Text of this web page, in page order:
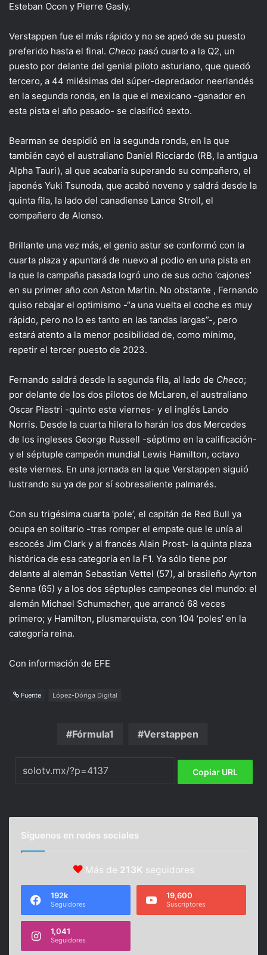
Esteban Ocon y Pierre Gasly.
Verstappen fue el más rápido y no se apeó de su puesto
preferido hasta el final. Checo pasó cuarto a la Q2, un
puesto por delante del genial piloto asturiano, que quedó
tercero, a 44 milésimas del súper-depredador neerlandés
en la segunda ronda, en la que el mexicano -ganador en
esta pista el año pasado- se clasificó sexto.
Bearman se despidió en la segunda ronda, en la que
también cayó el australiano Daniel Ricciardo (RB, la antigua
Alpha Tauri), al que acabaría superando su compañero, el
japonés Yuki Tsunoda, que acabó noveno y saldrá desde la
quinta fila, la lado del canadiense Lance Stroll, el
compañero de Alonso.
Brillante una vez más, el genio astur se conformó con la
cuarta plaza y apuntará de nuevo al podio en una pista en
la que la campaña pasada logró uno de sus ocho ‘cajones’
en su primer año con Aston Martin. No obstante , Fernando
quiso rebajar el optimismo -“a una vuelta el coche es muy
rápido, pero no lo es tanto en las tandas largas”-, pero
estará atento a la menor posibilidad de, como mínimo,
repetir el tercer puesto de 2023.
Fernando saldrá desde la segunda fila, al lado de Checo;
por delante de los dos pilotos de McLaren, el australiano
Oscar Piastri -quinto este viernes- y el inglés Lando
Norris. Desde la cuarta hilera lo harán los dos Mercedes
de los ingleses George Russell -séptimo en la calificación-
y el séptuple campeón mundial Lewis Hamilton, octavo
este viernes. En una jornada en la que Verstappen siguió
lustrando su ya de por sí sobresaliente palmarés.
Con su trigésima cuarta ‘pole’, el capitán de Red Bull ya
ocupa en solitario -tras romper el empate que le unía al
escocés Jim Clark y al francés Alain Prost- la quinta plaza
histórica de esa categoría en la F1. Ya sólo tiene por
delante al alemán Sebastian Vettel (57), al brasileño Ayrton
Senna (65) y a los dos séptuples campeones del mundo: el
alemán Michael Schumacher, que arrancó 68 veces
primero; y Hamilton, plusmarquista, con 104 ‘poles’ en la
categoría reina.
Con información de EFE
Fuente López-Dóriga Digital
Fórmula1 Verstappen
Copiar URL
Síguenos en redes sociales
Más de 213K seguidores
192k
Seguidores
19,600
Suscriptores
1,041
Seguidores